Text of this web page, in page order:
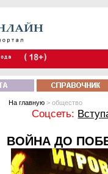
На главную > общество
Соцсеть:
ВОЙНА ДО